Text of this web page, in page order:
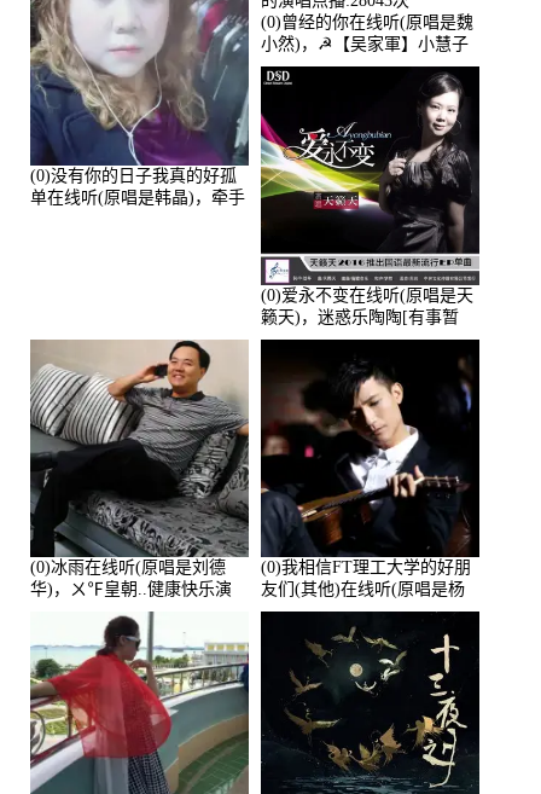
(0)没有你的日子我真的好孤
单在线听(原唱是韩晶)，牵手
(0)曾经的你在线听(原唱是魏
小然)，☭【吴家軍】小慧子
的演唱点播:28043次
(0)爱永不变在线听(原唱是天
籁天)，迷惑乐陶陶[有事暂
离]演唱点播:27678次
(0)冰雨在线听(原唱是刘德
华)，ㄨ℉皇朝..健康快乐演
唱点播:26643次
(0)我相信FT理工大学的好朋
友们(其他)在线听(原唱是杨
培安)，老乔演唱点播:23714